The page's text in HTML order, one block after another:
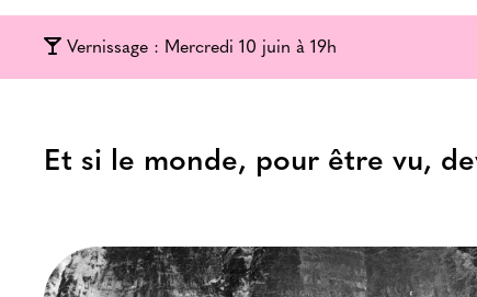
Vernissage : Mercredi 10 juin à 19h
Et si le monde, pour être vu,